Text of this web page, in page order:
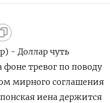
- Доллар чуть
фоне тревог по поводу
мирного соглашения
иена держится